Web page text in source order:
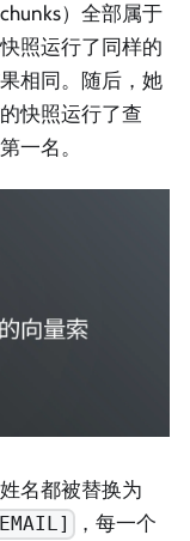
）全部属于
照运行了同样的
相同。随后，她
快照运行了查
一名。
名都被替换为
，每一个